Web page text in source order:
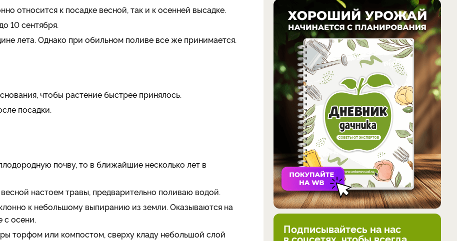
относится к посадке весной, так и к осенней высадке.
10 сентября.
лета. Однако при обильном поливе все же принимается.
чтобы растение быстрее принялось.
посадки.
почву, то в ближайшие несколько лет в
настоем травы, предварительно поливаю водой.
к небольшому выпиранию из земли. Оказываются на
с осени.
торфом или компостом, сверху кладу небольшой слой
Подписывайтесь на нас